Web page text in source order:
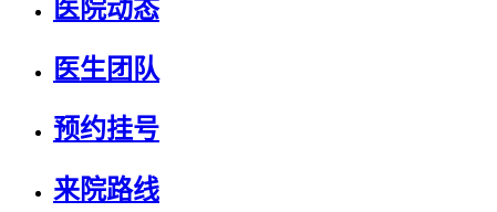
医院动态
医生团队
预约挂号
来院路线